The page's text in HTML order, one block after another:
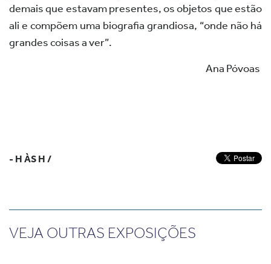
demais que estavam presentes, os objetos que estão
ali e compõem uma biografia grandiosa, “onde não há
grandes coisas a ver”.
Ana Póvoas
- H ÀS H /
VEJA OUTRAS EXPOSIÇÕES